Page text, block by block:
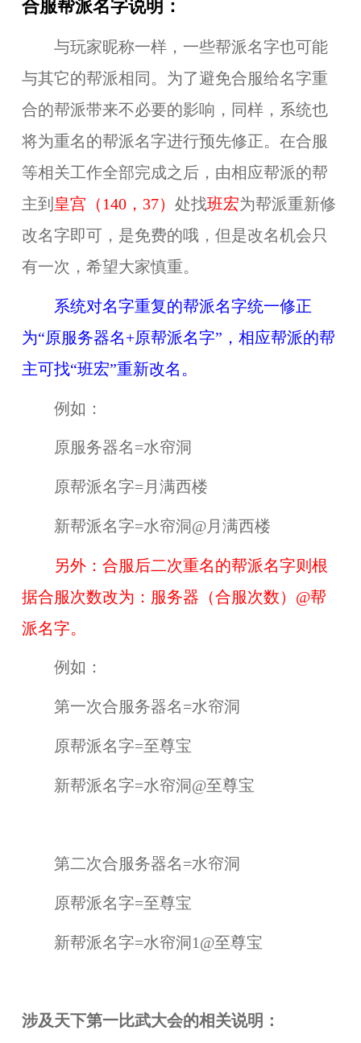
合服帮派名字说明：
与玩家昵称一样，一些帮派名字也可能
与其它的帮派相同。为了避免合服给名字重
合的帮派带来不必要的影响，同样，系统也
将为重名的帮派名字进行预先修正。在合服
等相关工作全部完成之后，由相应帮派的帮
主到 皇宫（140，37） 处找班宏为帮派重新修
改名字即可，是免费的哦，但是改名机会只
有一次，希望大家慎重。
系统对名字重复的帮派名字统一修正
为“原服务器名+原帮派名字”，相应帮派的帮
主可找“班宏”重新改名。
例如：
原服务器名=水帘洞
原帮派名字=月满西楼
新帮派名字=水帘洞@月满西楼
另外：合服后二次重名的帮派名字则根
据合服次数改为：服务器（合服次数）@帮
派名字。
例如：
第一次合服务器名=水帘洞
原帮派名字=至尊宝
新帮派名字=水帘洞@至尊宝
第二次合服务器名=水帘洞
原帮派名字=至尊宝
新帮派名字=水帘洞1@至尊宝
涉及天下第一比武大会的相关说明：